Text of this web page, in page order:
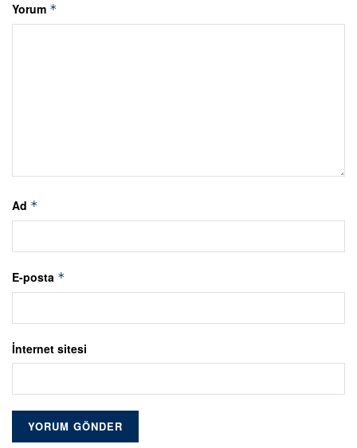
Yorum *
Ad *
E-posta *
İnternet sitesi